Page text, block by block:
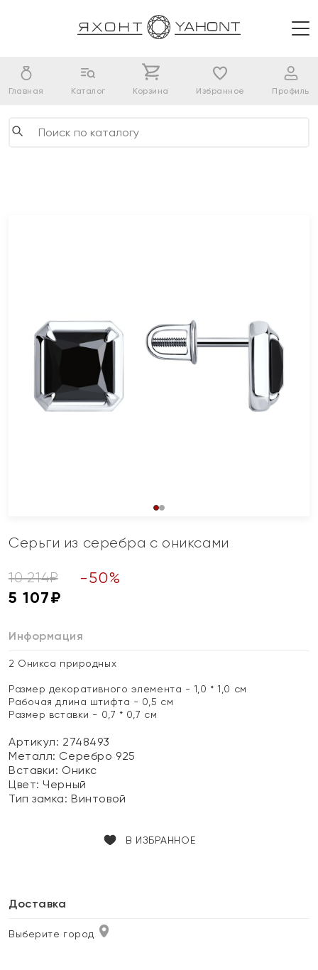
Главная Каталог Корзина Избранное Профиль
Серьги из серебра с ониксами
10 214₽ -50%
5 107₽
Информация
2 Оникса природных
Размер декоративного элемента - 1,0 * 1,0 см
Рабочая длина штифта - 0,5 см
Размер вставки - 0,7 * 0,7 см
Артикул: 2748493
Металл: Серебро 925
Вставки: Оникс
Цвет:Черный
Тип замка:Винтовой
В ИЗБРАННОЕ
Доставка
Выберите город